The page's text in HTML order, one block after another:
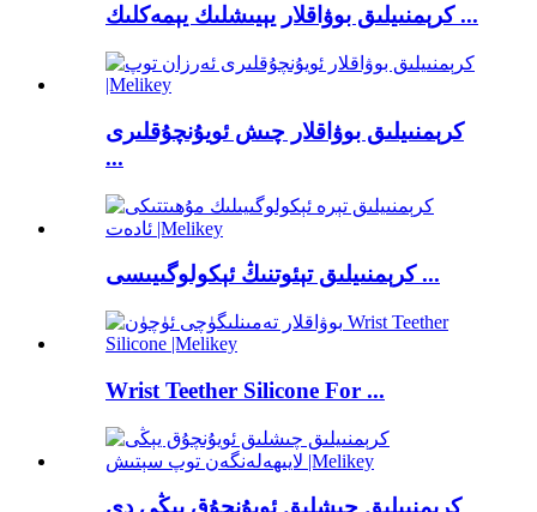
كرېمنىيلىق بوۋاقلار يېيىشلىك يېمەكلىك ...
كرېمنىيلىق بوۋاقلار چىش ئويۇنچۇقلىرى
...
كرېمنىيلىق تېئوتنىڭ ئېكولوگىيىسى ...
Wrist Teether Silicone For ...
كرېمنىيلىق چىشلىق ئويۇنچۇق يېڭى دې